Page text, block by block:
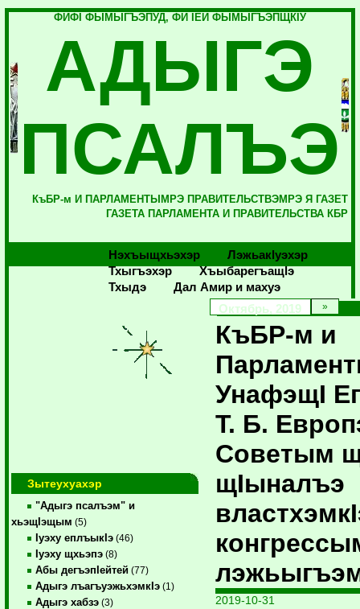
ФИФI ФЫМЫГЪЭПУД, ФИ IЕЙ ФЫМЫГЪЭПЩКIУ
АДЫГЭ
ПСАЛЪЭ
КъБР-м И ПАРЛАМЕНТЫМРЭ ПРАВИТЕЛЬСТВЭМРЭ Я ГАЗЕТ
ГАЗЕТА ПАРЛАМЕНТА И ПРАВИТЕЛЬСТВА КБР
Нэхъыщхьэхэр
Лэжьакlуэхэр
Тхыгъэхэр
Хъыбарегъащlэ
Тхыдэ
Дал Амир и махуэ
Зытеухуахэр
"Адыгэ псалъэм" и
хьэщIэщым (5)
Iуэху еплъыкIэ (46)
Iуэху щхьэпэ (8)
Абы дегъэпIейтей (77)
Адыгэ лъагъуэжьхэмкIэ (1)
Адыгэ хабзэ (3)
Октябрь, 2019
КъБР-м и
УнафэщI
Т. Б.
Советым
щIыналъэ
2019-10-31